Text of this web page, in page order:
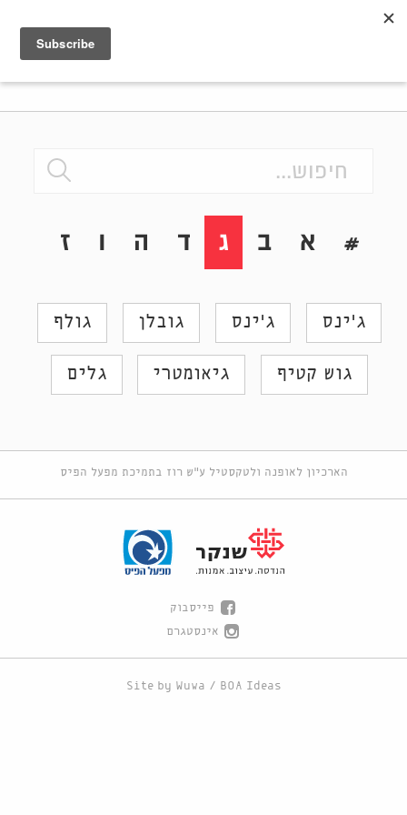
# א ב ג ד ה ו ז
ג'ינס ג׳ינס גובלן גולף
גוש קטיף גיאומטרי גלים
הארכיון לאופנה ולטקסטיל ע"ש רוז בתמיכת מפעל הפיס
פייסבוק
אינסטגרם
Site by Wuwa / BOA Ideas